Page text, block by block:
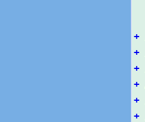
+
+
+
+
+
+